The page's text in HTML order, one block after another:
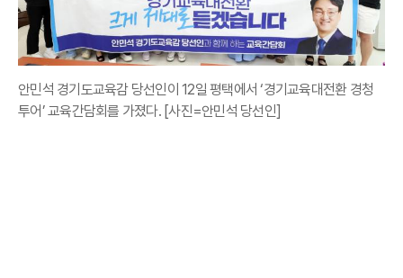
안민석 경기도교육감 당선인이 12일 평택에서 ‘경기교육대전환 경청
투어’ 교육간담회를 가졌다. [사진=안민석 당선인]